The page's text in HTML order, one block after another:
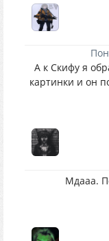
А к Скифу я
картинки и он
Мдааа.